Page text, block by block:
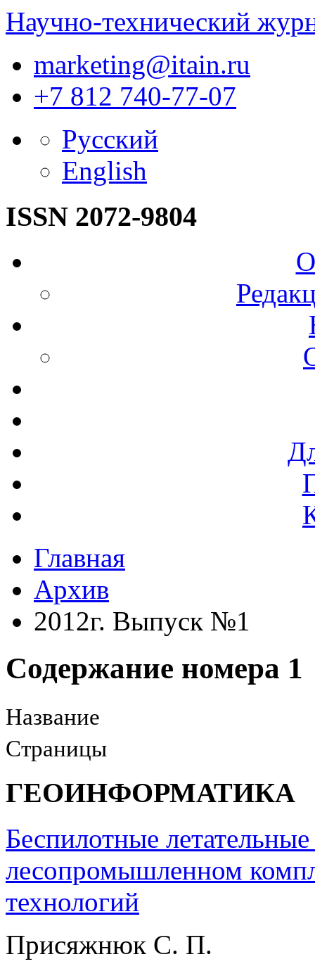
Научно-технический
marketing@itain.ru
+7 812 740-77-07
Русский
English
ISSN 2072-9804
Главная
Архив
2012г. Выпуск №1
Содержание номера 1
Название
Страницы
ГЕОИНФОРМАТИКА
Беспилотные
лесопромышленном
технологий
Присяжнюк С. П.